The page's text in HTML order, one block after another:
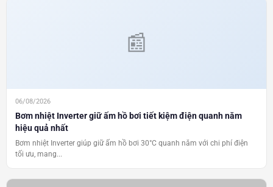
06/08/2026
Bơm nhiệt Inverter giữ ấm hồ bơi tiết kiệm điện quanh năm
hiệu quả nhất
Bơm nhiệt Inverter giúp giữ ấm hồ bơi 30°C quanh năm với chi phí điện
tối ưu, mang...